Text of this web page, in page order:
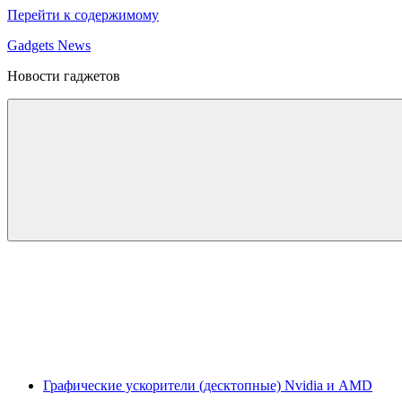
Перейти к содержимому
Gadgets News
Новости гаджетов
Графические ускорители (десктопные) Nvidia и AMD